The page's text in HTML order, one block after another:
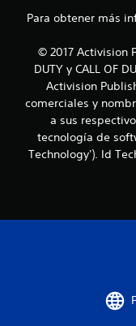
Para obtener más
© 2017 Activision
DUTY y CALL OF
Activision
comerciales y
a sus
tecnología de
Technology'). Id